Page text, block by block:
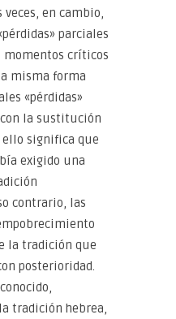
en cambio,
parciales
momentos críticos
misma forma
«pérdidas»
la sustitución
significa que
exigido una
contrario, las
la tradición que
posterioridad.
tradición hebrea,